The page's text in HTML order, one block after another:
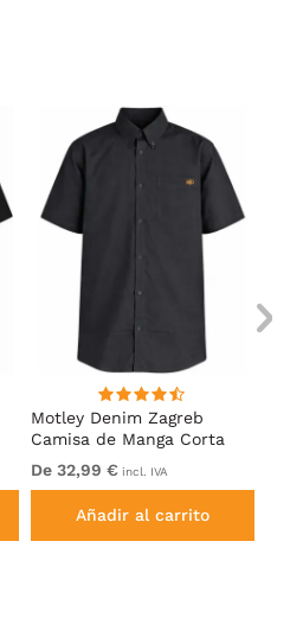
Motley Denim Zagreb
Camisa de Manga Corta
Antracita
De 32,99 € incl. IVA
Añadir al carrito